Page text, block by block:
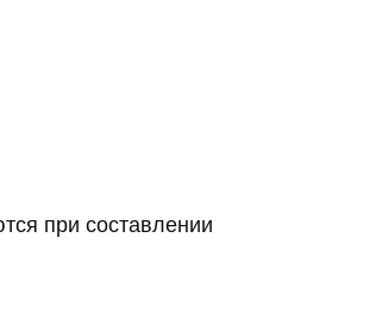
при составлении